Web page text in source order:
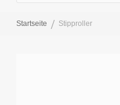
Startseite Stipproller